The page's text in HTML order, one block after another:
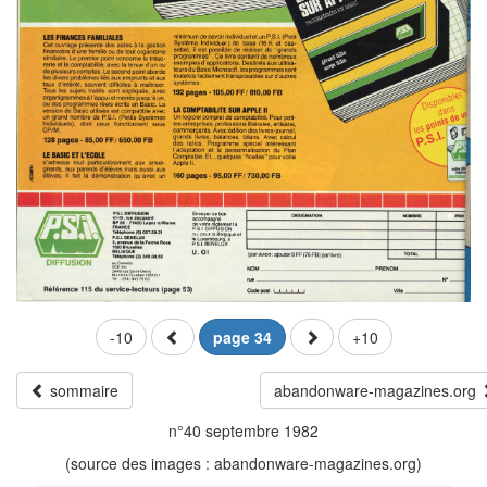
-10 page 34 +10
sommaire
abandonware-magazines.org
n°40 septembre 1982
(source des images : abandonware-magazines.org)